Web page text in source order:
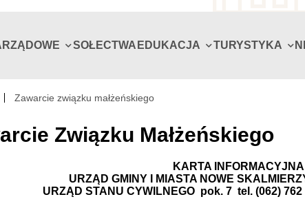
SOŁECTWA EDUKACJA TURYSTYKA
Zawarcie związku małżeńskiego
Związku Małżeńskiego
KARTA INFORMACYJNA
URZĄD GMINY I MIASTA NOWE
URZĄD STANU CYWILNEGO pok. 7 tel. (062) 762